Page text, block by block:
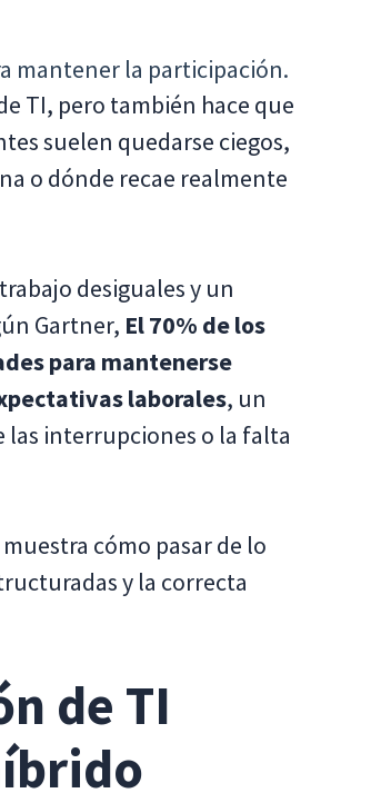
mantener la participación.
TI, pero también hace que
suelen quedarse ciegos,
o dónde recae realmente
desiguales y un
Gartner, El 70% de los
para mantenerse
laborales, un
las interrupciones o la falta
cómo pasar de lo
y la correcta
de TI